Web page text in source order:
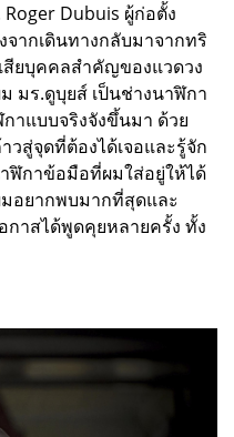
Dubuis ผู้ก่อตั้ง
ากเดินทางกลับมาจากทริ
ยบุคคลสำคัญของแวดวง
มร.ดูบุยส์ เป็นช่างนาฬิกา
าแบบจริงจังขึ้นมา ด้วย
วสู่จุดที่ต้องได้เจอและรู้จัก
ฬิกาข้อมือที่ผมใส่อยู่ให้ได้
อยากพบมากที่สุดและ
าสได้พูดคุยหลายครั้ง ทั้ง